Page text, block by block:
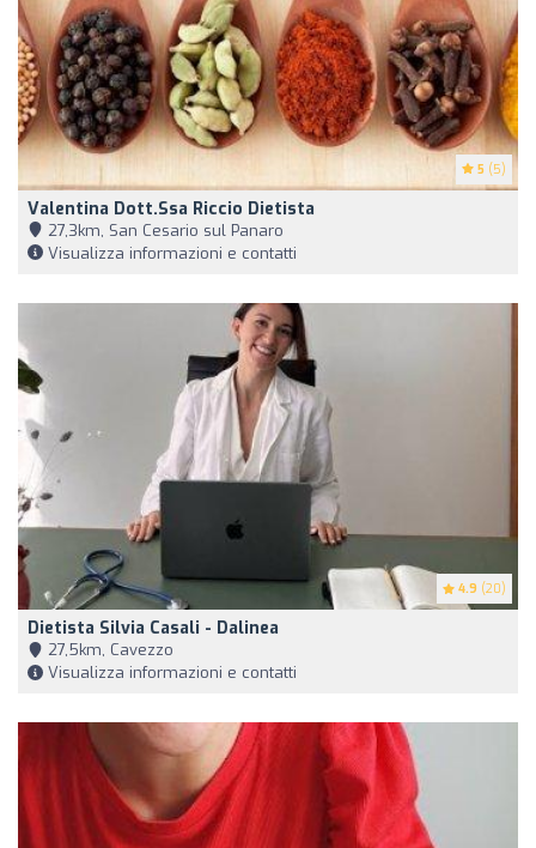
5 (5)
Valentina Dott.ssa Riccio Dietista
27,3km, San Cesario sul Panaro
Visualizza informazioni e contatti
4.9 (20)
Dietista Silvia Casali - Dalinea
27,5km, Cavezzo
Visualizza informazioni e contatti